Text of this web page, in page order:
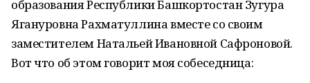
образования Республики Башкортостан Зугура
Ягануровна Рахматуллина вместе со своим
заместителем Натальей Ивановной Сафроновой.
Вот что об этом говорит моя собеседница: